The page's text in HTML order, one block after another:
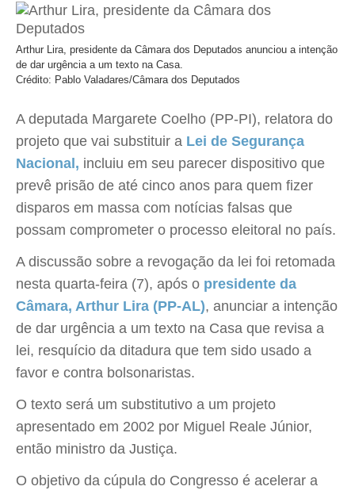
Arthur Lira, presidente da Câmara dos Deputados anunciou a intenção
de dar urgência a um texto na Casa.
Crédito: Pablo Valadares/Câmara dos Deputados
A deputada Margarete Coelho (PP-PI), relatora do
projeto que vai substituir a Lei de Segurança
Nacional, incluiu em seu parecer dispositivo que
prevê prisão de até cinco anos para quem fizer
disparos em massa com notícias falsas que
possam comprometer o processo eleitoral no país.
A discussão sobre a revogação da lei foi retomada
nesta quarta-feira (7), após o presidente da
Câmara, Arthur Lira (PP-AL), anunciar a intenção
de dar urgência a um texto na Casa que revisa a
lei, resquício da ditadura que tem sido usado a
favor e contra bolsonaristas.
O texto será um substitutivo a um projeto
apresentado em 2002 por Miguel Reale Júnior,
então ministro da Justiça.
O objetivo da cúpula do Congresso é acelerar a